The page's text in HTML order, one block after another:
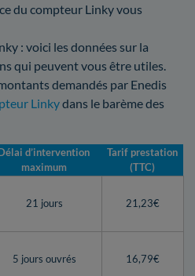
du compteur Linky vous
: voici les données sur la
qui peuvent vous être utiles.
demandés par Enedis
Linkydans le barème des
d’intervention
maximum
Tarif prestation
(TTC)
21 jours 21,23€
5 jours ouvrés 16,79€